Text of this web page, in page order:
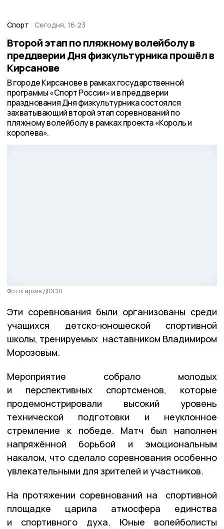
Спорт Сегодня, 16:23
Второй этап по пляжному волейболу в
преддверии Дня физкультурника прошёл в
Кирсанове
В городе Кирсанове в рамках государственной
программы «Спорт России» и в преддверии
празднования Дня физкультурника состоялся
захватывающий второй этап соревнований по
пляжному волейболу в рамках проекта «Король и
королева».
Фото: архив ДЮСШ
Эти соревнования были организованы среди
учащихся детско-юношеской спортивной
школы, тренируемых наставником Владимиром
Морозовым.
Мероприятие собрало молодых
и перспективных спортсменов, которые
продемонстрировали высокий уровень
технической подготовки и неуклонное
стремление к победе. Матч был наполнен
напряжённой борьбой и эмоциональным
накалом, что сделало соревнования особенно
увлекательными для зрителей и участников.
На протяжении соревнований на спортивной
площадке царила атмосфера единства
и спортивного духа. Юные волейболисты